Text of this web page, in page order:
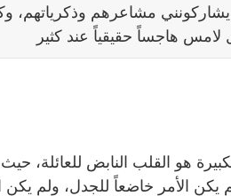
مشاعرهم وذكرياتهم،
هاجساً حقيقياً عند كثير
هو القلب النابض للعائلة،
يكن الأمر خاضعاً للجدل، ولم يكن